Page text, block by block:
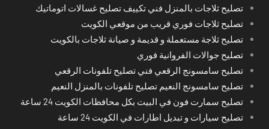
تصليح ثلاجات بالمنزل فني تكييف تصليح غسالات اتوماتيك
تصليح ثلاجات فوري قريب من موقعي الكويت
تصليح ثلاجة مستعملة و قديمة و صيانة ثلاجات بالكويت
تصليح جوالات الفروانية فوري
تصليح سامسونج الرقعي فني تصليح تلفونات الرقعي
تصليح سامسونج النعيم تصليح تلفونات بالمنزل النعيم
تصليح سمارت فون في البيت بكل محافظات الكويت 24 ساعة
تصليح سيارات و تبديل اطارات في الكويت 24 ساعة